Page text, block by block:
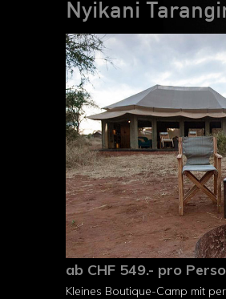
Nyikani
ab CHF 549.- pro
Kleines Boutique-Camp mit